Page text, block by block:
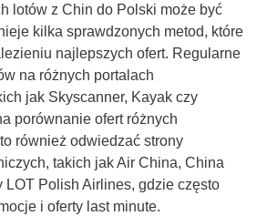
lotów z Chin do Polski może być
kilka sprawdzonych metod, które
najlepszych ofert. Regularne
na różnych portalach
jak Skyscanner, Kayak czy
porównanie ofert różnych
również odwiedzać strony
takich jak Air China, China
LOT Polish Airlines, gdzie często
i oferty last minute.